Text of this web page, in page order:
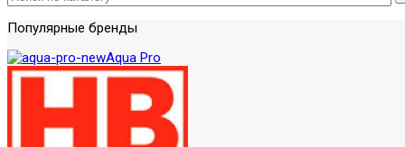
Популярные бренды
Aqua Pro